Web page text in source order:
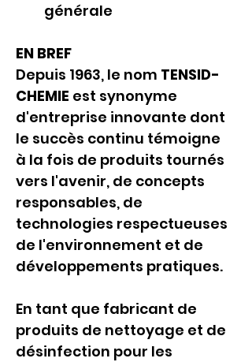
générale
EN BREF
Depuis 1963, le nom TENSID-
CHEMIE est synonyme
d'entreprise innovante dont
le succès continu témoigne
à la fois de produits tournés
vers l'avenir, de concepts
responsables, de
technologies respectueuses
de l'environnement et de
développements pratiques.
En tant que fabricant de
produits de nettoyage et de
désinfection pour les